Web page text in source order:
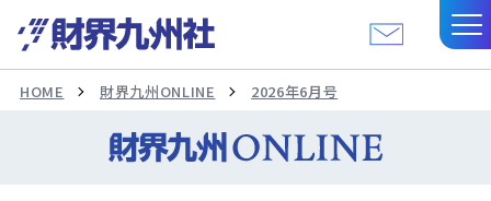
HOME 財界九州ONLINE 2026年6月号